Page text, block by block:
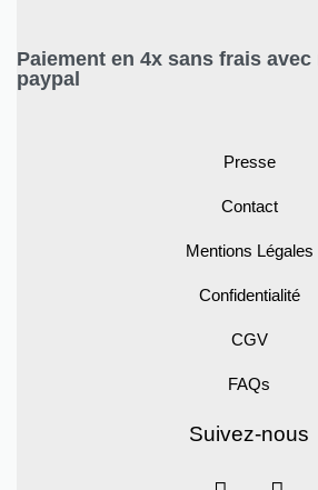
Paiement en 4x sans frais
paypal
Presse
Contact
Mentions Légales
Confidentialité
CGV
FAQs
Suivez-nous